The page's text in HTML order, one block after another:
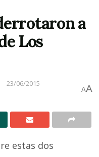
a
Los
23/06/2015
AA
estas dos